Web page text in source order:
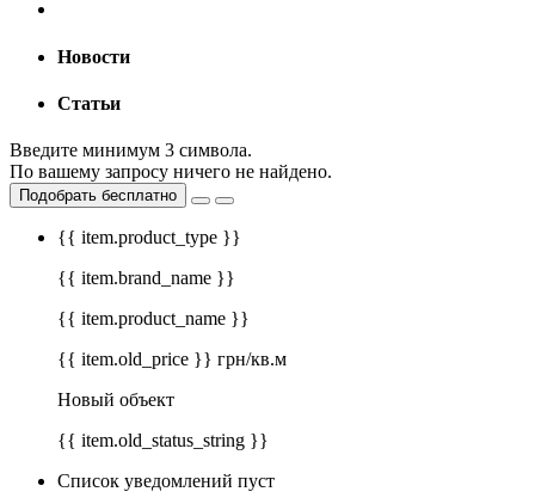
Новости
Статьи
Введите минимум 3 символа.
По вашему запросу ничего не найдено.
Подобрать бесплатно
{{ item.product_type }}
{{ item.brand_name }}
{{ item.product_name }}
{{ item.old_price }} грн/кв.м
Новый объект
{{ item.old_status_string }}
Список уведомлений пуст